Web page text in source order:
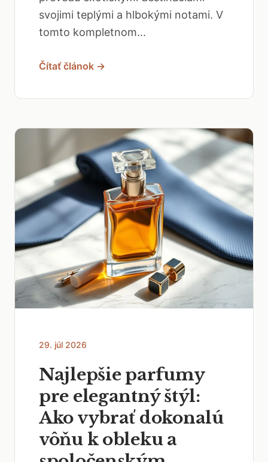
svojimi teplými a hlbokými notami. V
tomto kompletnom...
Čítať článok →
29. júl 2026
Najlepšie parfumy
pre elegantný štýl:
Ako vybrať dokonalú
vôňu k obleku a